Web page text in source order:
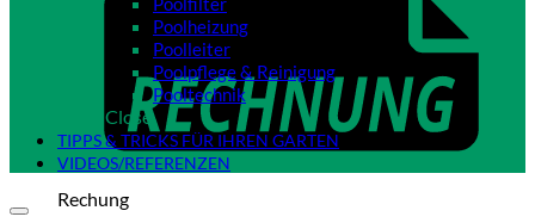
Rechung
Poolheizung
Poolleiter
Poolpflege & Reinigung
Pooltechnik
Close
TIPPS & TRICKS FÜR IHREN GARTEN
VIDEOS/REFERENZEN